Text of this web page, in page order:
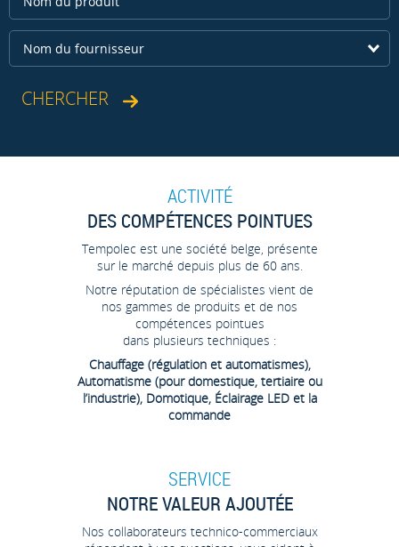
Nom du fournisseur
ACTIVITÉ
DES COMPÉTENCES POINTUES
Tempolec est une société belge, présente
sur le marché depuis plus de 60 ans.
Notre réputation de spécialistes vient de
nos gammes de produits et de nos
compétences pointues
dans plusieurs techniques :
Chauffage (régulation et automatismes),
Automatisme (pour domestique, tertiaire ou
l’industrie), Domotique, Éclairage LED et la
commande
SERVICE
NOTRE VALEUR AJOUTÉE
Nos collaborateurs technico-commerciaux